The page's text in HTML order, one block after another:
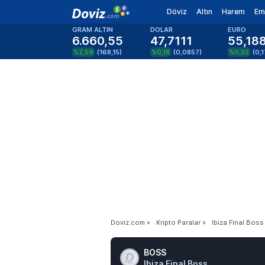
Döviz Altın Harem
GRAM ALTIN
6.660,55
%2,59 (168,15)
DOLAR
47,7111
%0,18 (0,0857)
EURO
%0,32 (
Doviz.com » Kripto Paralar » Ibiza Final Boss
BOSS